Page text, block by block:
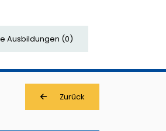
Ausbildungen (0)
Zurück